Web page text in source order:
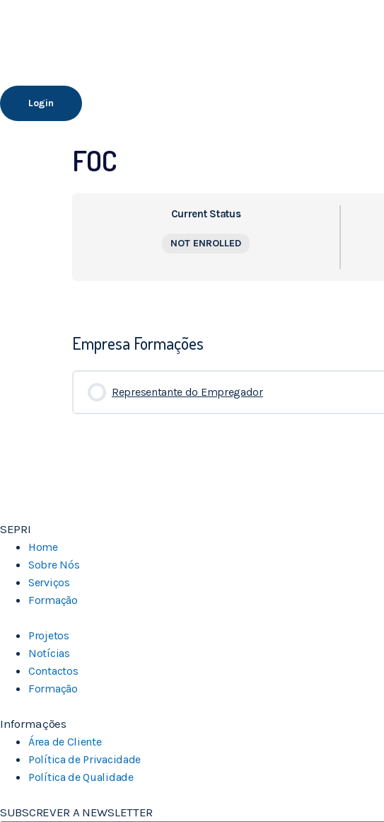
Login
FOC
Current Status
NOT ENROLLED
Empresa Formações
Representante do Empregador
0% COMPLETADO 0/0 Etapas
SEPRI
Home
Sobre Nós
Serviços
Formação
Projetos
Notícias
Contactos
Formação
Informações
Área de Cliente
Política de Privacidade
Política de Qualidade
SUBSCREVER A NEWSLETTER